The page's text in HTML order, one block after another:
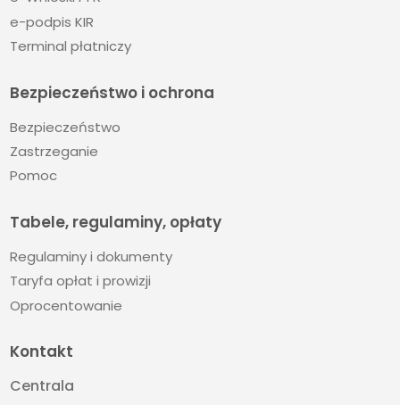
e-podpis KIR
Terminal płatniczy
Bezpieczeństwo i ochrona
Bezpieczeństwo
Zastrzeganie
Pomoc
Tabele, regulaminy, opłaty
Regulaminy i dokumenty
Taryfa opłat i prowizji
Oprocentowanie
Kontakt
Centrala